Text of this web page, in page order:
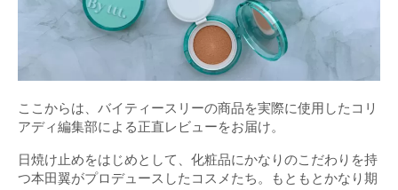
ここからは、バイティースリーの商品を実際に使用したコリ
アディ編集部による正直レビューをお届け。
日焼け止めをはじめとして、化粧品にかなりのこだわりを持
つ本田翼がプロデュースしたコスメたち。もともとかなり期